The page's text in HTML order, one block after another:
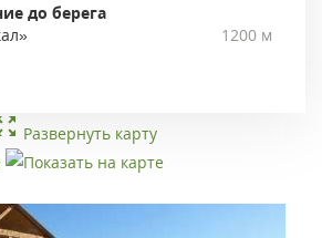
до берега
1200 м
Развернуть карту